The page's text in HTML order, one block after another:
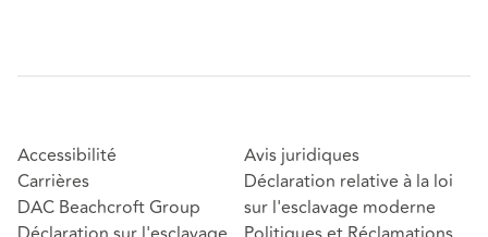
Accessibilité
Carrières
DAC Beachcroft Group
Avis juridiques
Déclaration relative à la loi
sur l'esclavage moderne